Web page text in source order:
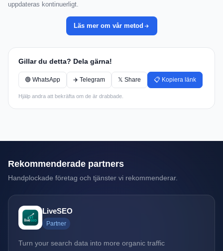
uppdateras kontinuerligt.
Läs mer om vår metod
Gillar du detta? Dela gärna!
🟢 WhatsApp ✈️ Telegram 𝕏 Share 📋 Kopiera länk
Hjälp andra att bekräfta om de är drabbade.
Rekommenderade partners
Handplockade företag och tjänster vi rekommenderar.
LiveSEO
Partner
Turn your search data into more organic traffic